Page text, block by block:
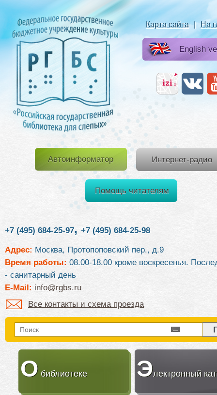
Карта сайта | На
English
Автоинформатор Интернет-радио
Помощь читателям
+7 (495) 684-25-97, +7 (495) 684-25-98
Адрес: Москва, Протопоповский пер., д.9
Время работы: 08.00-18.00 кроме воскресенья.
- санитарный день
E-Mail: info@rgbs.ru
Все контакты и схема проезда
О библиотеке Электронный